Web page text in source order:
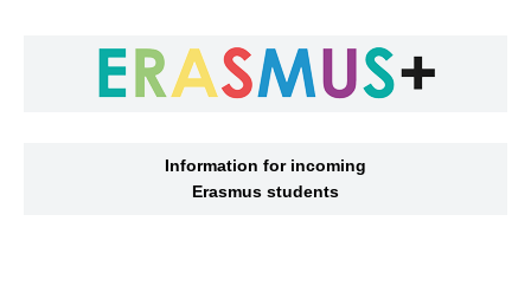
Information for incoming
Erasmus students